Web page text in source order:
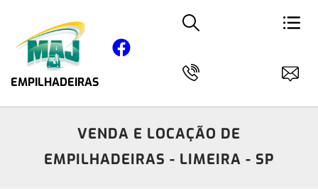
EMPILHADEIRAS
VENDA E LOCAÇÃO DE
EMPILHADEIRAS - LIMEIRA - SP